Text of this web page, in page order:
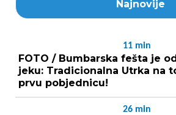
Najnovije
11 min
FOTO / Bumbarska fešta je
jeku: Tradicionalna Utrka na
prvu pobjednicu!
26 min